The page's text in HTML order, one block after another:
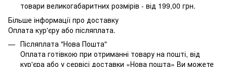
товари великогабаритних розмірів - від 199,00 грн.
Більше інформації про доставку
Оплата кур'єру або післяплата.
Післяплата "Нова Пошта"
Оплата готівкою при отриманні товару на пошті, від
кур'єра або у сервісі доставки «Нова пошта» Ви можете